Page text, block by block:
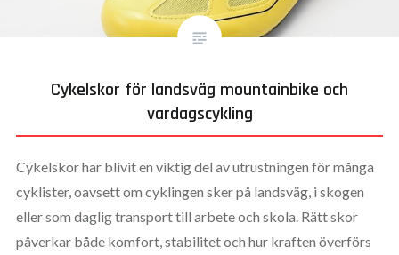
Cykelskor för landsväg mountainbike och
vardagscykling
Cykelskor har blivit en viktig del av utrustningen för många
cyklister, oavsett om cyklingen sker på landsväg, i skogen
eller som daglig transport till arbete och skola. Rätt skor
påverkar både komfort, stabilitet och hur kraften överförs